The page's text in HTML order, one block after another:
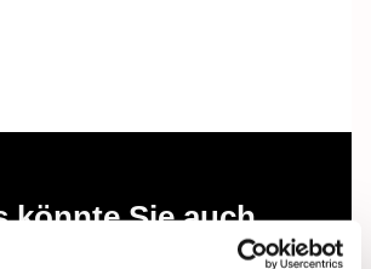
könnte Sie auch